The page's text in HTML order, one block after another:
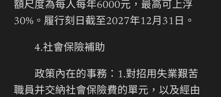
額尺度為每人每年6000元，最高可上浮
30%。履行刻日截至2027年12月31日。
4.社會保險補助
政策內在的事務：1.對招用失業艱苦
職員并交納社會保險費的單元，以及經由